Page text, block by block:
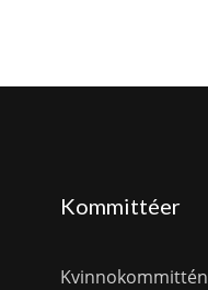
Kommittéer
Kvinnokommittén